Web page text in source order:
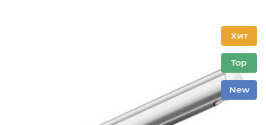
Хит
Top
New